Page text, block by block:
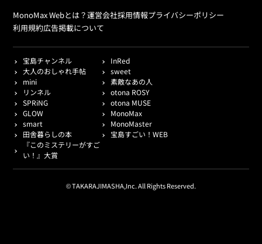
MonoMax Webとは？運営会社採用情報プライバシーポリシー
利用規約広告掲載について
宝島チャンネル
InRed
大人のおしゃれ手帖
sweet
mini
素敵なあの人
リンネル
otona ROSY
SPRiNG
otona MUSE
GLOW
MonoMax
smart
MonoMaster
田舎暮らしの本
宝島すごい！WEB
『このミステリーがすご
い！』大賞
© TAKARAJIMASHA,Inc. All Rights Reserved.